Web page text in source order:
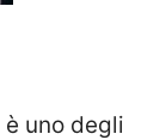
è uno degli